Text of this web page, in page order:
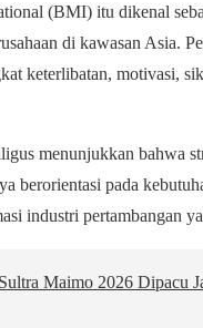
(BMI) itu dikenal
di kawasan Asia.
keterlibatan, motivasi,
menunjukkan bahwa
berorientasi pada
industri pertambangan
Maimo 2026 Dipacu